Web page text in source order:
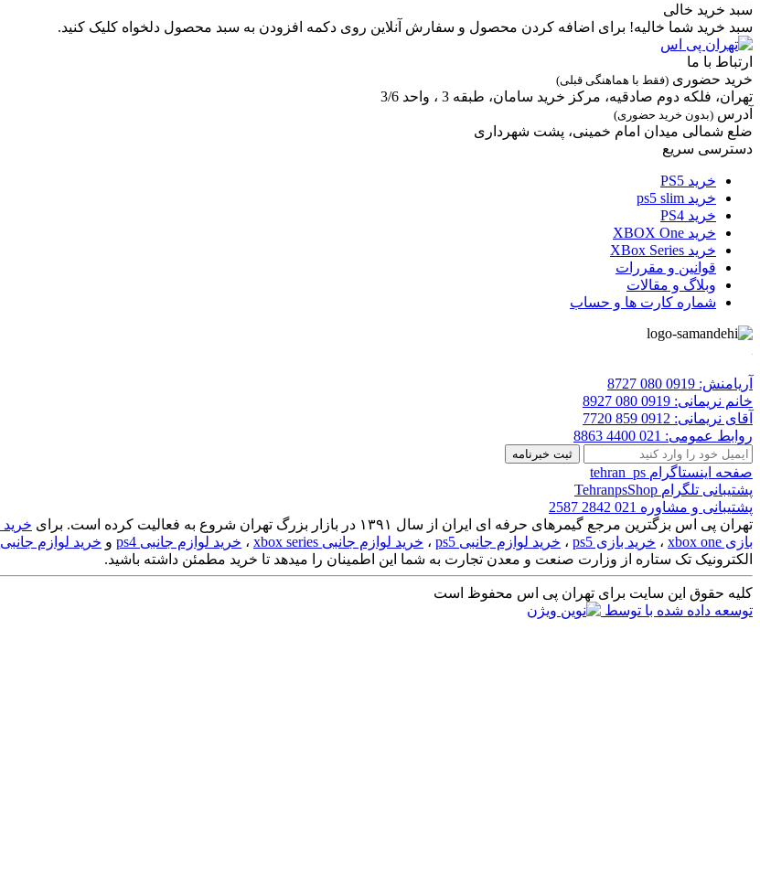
سبد خرید خالی
سبد خرید شما خالیه! برای اضافه کردن محصول و سفارش آنلاین روی دکمه افزودن به سبد محصول دلخواه کلیک کنید.
ارتباط با ما
خرید حضوری (فقط با هماهنگی قبلی)
تهران، فلکه دوم صادقیه، مرکز خرید سامان، طبقه 3 ، واحد 3/6
آدرس (بدون خرید حضوری)
ضلع شمالی میدان امام خمینی، پشت شهرداری
دسترسی سریع
خرید PS5
خرید ps5 slim
خرید PS4
خرید XBOX One
خرید XBox Series
قوانین و مقررات
وبلاگ و مقالات
شماره کارت ها و حساب
آریامنش: 0919 080 8727
خانم نریمانی: 0919 080 8927
آقای نریمانی: 0912 859 7720
روابط عمومی: 021 4400 8863
صفحه اینستاگرام tehran_ps
پشتیبانی تلگرام TehranpsShop
پشتیبانی و مشاوره 021 2842 2587
تهران پی اس بزگترین مرجع گیمرهای حرفه ای ایران از سال ۱۳۹۱ در بازار بزرگ تهران شروع به فعالیت کرده است. برای
خرید ps5
بازی xbox one
، خرید بازی ps5 ، خرید لوازم جانبی ps5 ، خرید لوازم جانبی xbox series ، خرید لوازم جانبی ps4 و خرید لوازم جانبی xbox one
الکترونیک تک ستاره از وزارت صنعت و معدن تجارت به شما این اطمینان را میدهد تا خرید مطمئن داشته باشید.
کلیه حقوق این سایت برای تهران پی اس محفوظ است
توسعه داده شده با توسط